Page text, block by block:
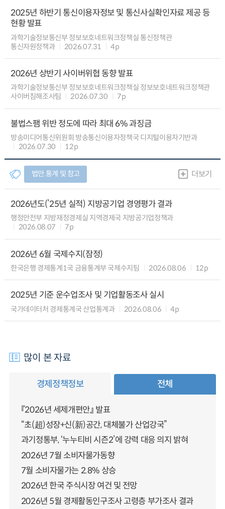
2025년 하반기 통신이용자정보 및 통신사실확인자료 제공 등
현황 발표
과학기술정보통신부 정보보호네트워크정책실 통신정책관
통신자원정책과
2026.07.31 4p
2026년 상반기 사이버위협 동향 발표
과학기술정보통신부 정보보호네트워크정책실 정보보호네트워크정책관
사이버침해조사팀
2026.07.30 7p
불법스팸 위반 정도에 따라 최대 6% 과징금
방송미디어통신위원회 방송통신이용자정책국 디지털이용자기반과
2026.07.30
12p
법안.통계 및 참고 더보기
2026년도(’25년 실적) 지방공기업 경영평가 결과
행정안전부 지방재정경제실 지역경제국 지방공기업정책과
2026.08.07
7p
2026년 6월 국제수지(잠정)
한국은행 경제통계1국 금융통계부 국제수지팀 2026.08.06 12p
2025년 기준 운수업조사 및 기업활동조사 실시
국가데이터처 경제통계국 산업통계과 2026.08.06 4p
많이 본 자료
경제정책정보 전체
『2026년 세제개편안』 발표
“초(超)성장+신(新)공간, 대체불가 산업강국”
과기정통부, ‘누누티비 시즌2’에 강력 대응 의지 밝혀
2026년 7월 소비자물가동향
7월 소비자물가는 2.8% 상승
2026년 한국 주식시장 여건 및 전망
2026년 5월 경제활동인구조사 고령층 부가조사 결과